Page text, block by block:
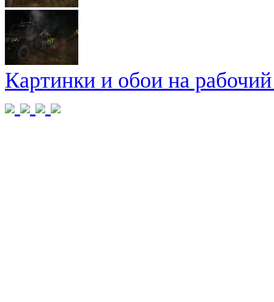
Картинки и обои на